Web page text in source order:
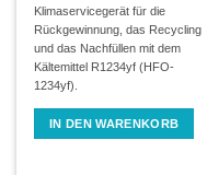
Klimaservicegerät für die
Rückgewinnung, das Recycling
und das Nachfüllen mit dem
Kältemittel R1234yf (HFO-
1234yf).
IN DEN WARENKORB